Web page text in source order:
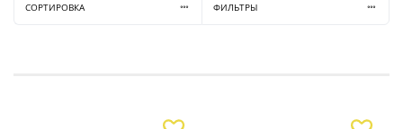
СОРТИРОВКА ФИЛЬТРЫ